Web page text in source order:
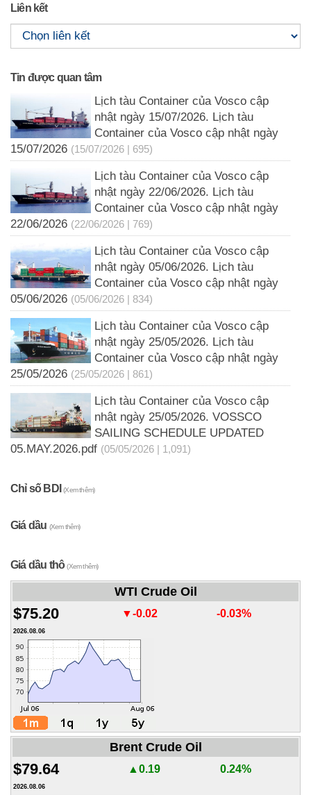
Liên kết
Tin được quan tâm
Lịch tàu Container của Vosco cập
nhật ngày 15/07/2026. Lịch tàu
Container của Vosco cập nhật ngày
15/07/2026 (15/07/2026 | 695)
Lịch tàu Container của Vosco cập
nhật ngày 22/06/2026. Lịch tàu
Container của Vosco cập nhật ngày
22/06/2026 (22/06/2026 | 769)
Lịch tàu Container của Vosco cập
nhật ngày 05/06/2026. Lịch tàu
Container của Vosco cập nhật ngày
05/06/2026 (05/06/2026 | 834)
Lịch tàu Container của Vosco cập
nhật ngày 25/05/2026. Lịch tàu
Container của Vosco cập nhật ngày
25/05/2026 (25/05/2026 | 861)
Lịch tàu Container của Vosco cập
nhật ngày 25/05/2026. VOSSCO
SAILING SCHEDULE UPDATED
05.MAY.2026.pdf (05/05/2026 | 1,091)
Chỉ số BDI(Xem thêm)
Giá dầu (Xem thêm)
Giá dầu thô(Xem thêm)
WTI Crude Oil
$75.20 ▼-0.02 -0.03%
2026.08.06
Brent Crude Oil
$79.64 ▲0.19 0.24%
2026.08.06